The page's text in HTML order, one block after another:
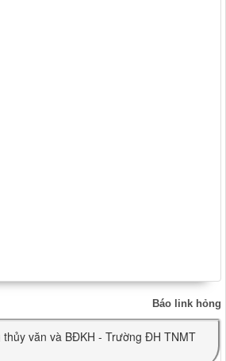
Báo link hỏng
văn và BĐKH - Trường ĐH TNMT